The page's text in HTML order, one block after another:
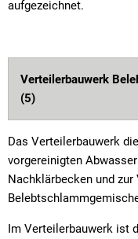
aufgezeichnet.
Verteilerbauwerk
(5)
Das Verteilerbauwerk
vorgereinigten
Nachklärbecken und
Im Verteilerbauwerk ist